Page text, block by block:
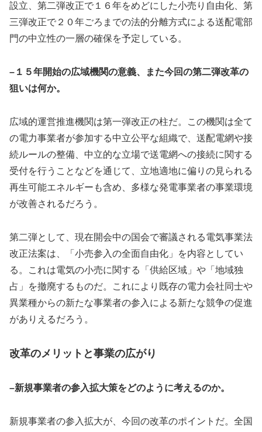
設立、第二弾改正で１６年をめどにした小売り自由化、第
三弾改正で２０年ごろまでの法的分離方式による送配電部
門の中立性の一層の確保を予定している。
–１５年開始の広域機関の意義、また今回の第二弾改革の
狙いは何か。
広域的運営推進機関は第一弾改正の柱だ。この機関は全て
の電力事業者が参加する中立公平な組織で、送配電網や接
続ルールの整備、中立的な立場で送電網への接続に関する
受付を行うことなどを通じて、立地適地に偏りの見られる
再生可能エネルギーも含め、多様な発電事業者の事業環境
が改善されるだろう。
第二弾として、現在開会中の国会で審議される電気事業法
改正法案は、「小売参入の全面自由化」を内容としてい
る。これは電気の小売に関する「供給区域」や「地域独
占」を撤廃するものだ。これにより既存の電力会社同士や
異業種からの新たな事業者の参入による新たな競争の促進
がありえるだろう。
改革のメリットと事業の広がり
–新規事業者の参入拡大策をどのように考えるのか。
新規事業者の参入拡大が、今回の改革のポイントだ。全国